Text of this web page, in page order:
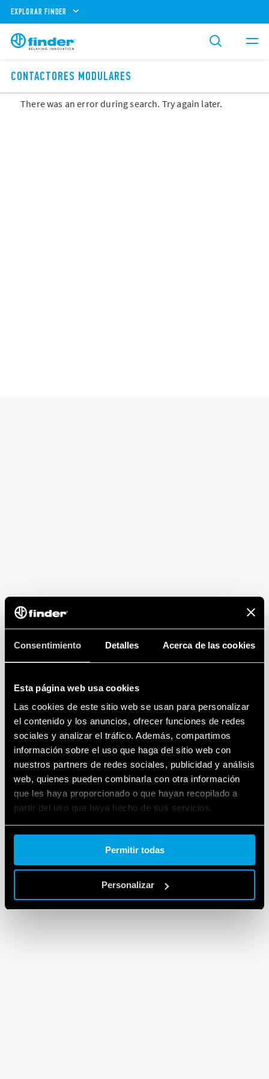
Consentimiento Detalles Acerca de las cookies
Esta página web usa cookies
Las cookies de este sitio web se usan para personalizar
el contenido y los anuncios, ofrecer funciones de redes
sociales y analizar el tráfico. Además, compartimos
información sobre el uso que haga del sitio web con
nuestros partners de redes sociales, publicidad y análisis
web, quienes pueden combinarla con otra información
que les haya proporcionado o que hayan recopilado a
partir del uso que haya hecho de sus servicios.
Cookie policy.
Permitir todas
Personalizar
EXPLORAR FINDER
CONTACTORES MODULARES
There was an error during search. Try again later.